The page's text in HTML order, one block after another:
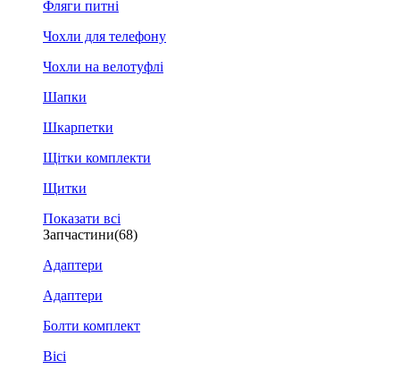
Фляги питні
Чохли для телефону
Чохли на велотуфлі
Шапки
Шкарпетки
Щітки комплекти
Щитки
Показати всі
Запчастини(68)
Адаптери
Адаптери
Болти комплект
Вісі